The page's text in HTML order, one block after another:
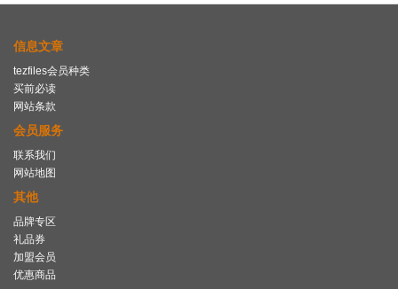
信息文章
tezfiles会员种类
买前必读
网站条款
会员服务
联系我们
网站地图
其他
品牌专区
礼品券
加盟会员
优惠商品